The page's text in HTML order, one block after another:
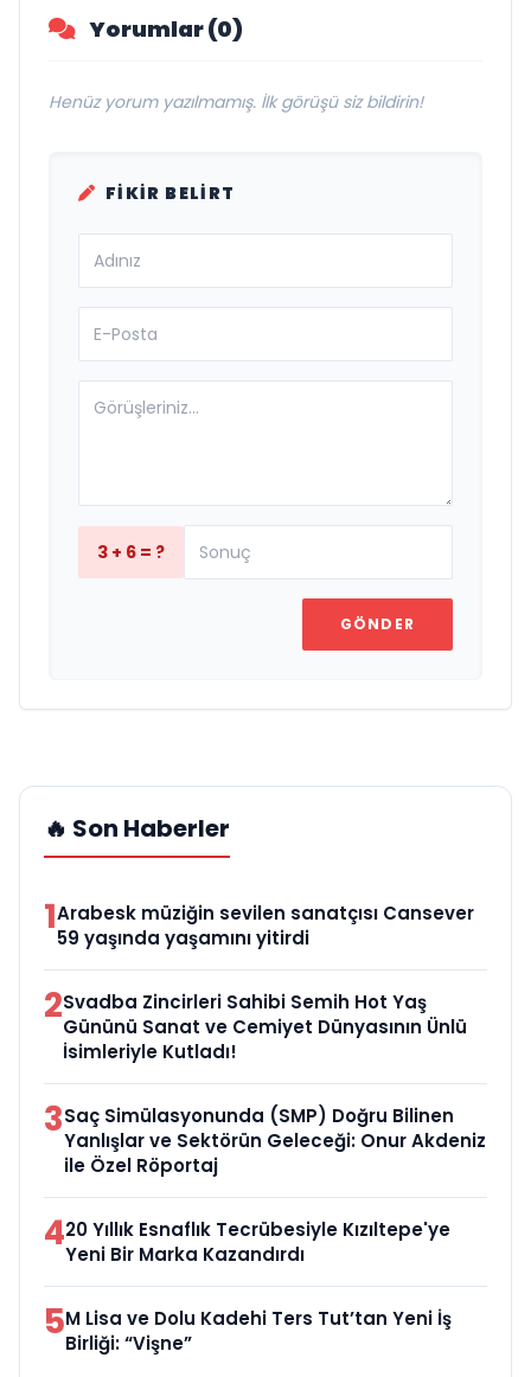
Yorumlar (0)
Henüz yorum yazılmamış. İlk görüşü siz bildirin!
FIKIR BELIRT
3 + 6 = ?
GÖNDER
🔥 Son Haberler
1Arabesk müziğin sevilen sanatçısı Cansever
59 yaşında yaşamını yitirdi
2Svadba Zincirleri Sahibi Semih Hot Yaş
Gününü Sanat ve Cemiyet Dünyasının Ünlü
İsimleriyle Kutladı!
3Saç Simülasyonunda (SMP) Doğru Bilinen
Yanlışlar ve Sektörün Geleceği: Onur Akdeniz
ile Özel Röportaj
420 Yıllık Esnaflık Tecrübesiyle Kızıltepe'ye
Yeni Bir Marka Kazandırdı
5M Lisa ve Dolu Kadehi Ters Tut’tan Yeni İş
Birliği: “Vişne”